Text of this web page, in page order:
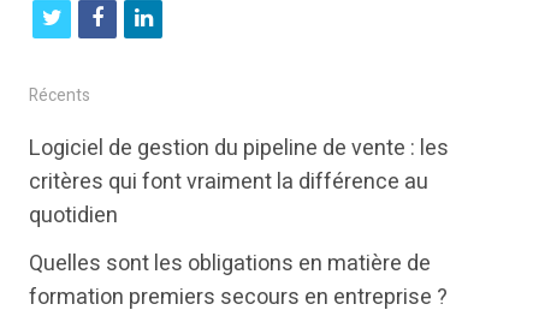
t
i
t
t
e
f
b
o
k
l
e
i
n
Récents
Logiciel de gestion du pipeline de vente : les
critères qui font vraiment la différence au
quotidien
Quelles sont les obligations en matière de
formation premiers secours en entreprise ?